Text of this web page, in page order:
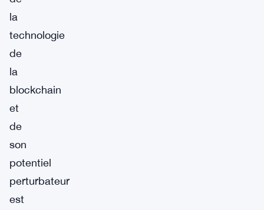
la
technologie
de
la
blockchain
et
de
son
potentiel
perturbateur
est